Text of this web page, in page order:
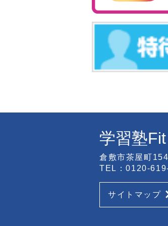
学習塾
倉敷市茶屋町
TEL：0120-
サイトマップ